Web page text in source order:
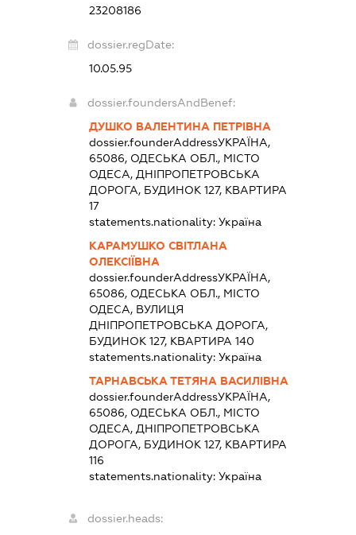
23208186
dossier.regDate:
10.05.95
dossier.foundersAndBenef:
ДУШКО ВАЛЕНТИНА ПЕТРІВНА
dossier.founderAddressУКРАЇНА,
65086, ОДЕСЬКА ОБЛ., МІСТО
ОДЕСА, ДНІПРОПЕТРОВСЬКА
ДОРОГА, БУДИНОК 127, КВАРТИРА
17
statements.nationality:Україна
КАРАМУШКО СВІТЛАНА
ОЛЕКСІЇВНА
dossier.founderAddressУКРАЇНА,
65086, ОДЕСЬКА ОБЛ., МІСТО
ОДЕСА, ВУЛИЦЯ
ДНІПРОПЕТРОВСЬКА ДОРОГА,
БУДИНОК 127, КВАРТИРА 140
statements.nationality:Україна
ТАРНАВСЬКА ТЕТЯНА ВАСИЛІВНА
dossier.founderAddressУКРАЇНА,
65086, ОДЕСЬКА ОБЛ., МІСТО
ОДЕСА, ДНІПРОПЕТРОВСЬКА
ДОРОГА, БУДИНОК 127, КВАРТИРА
116
statements.nationality:Україна
dossier.heads: